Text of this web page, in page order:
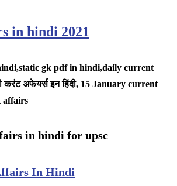
in hindi 2021
gk pdf in hindi,daily current
करंट अफेयर्स इन हिंदी, 15 January current
affairs
in hindi for upsc
In Hindi